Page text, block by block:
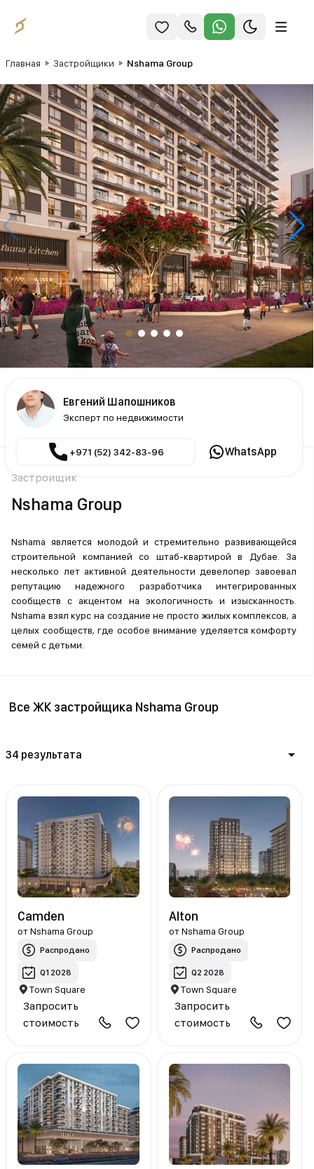
Главная Застройщики Nshama Group
Застройщик
Nshama Group
Nshama является молодой и стремительно развивающейся
строительной компанией со штаб-квартирой в Дубае. За
несколько лет активной деятельности девелопер завоевал
репутацию надежного разработчика интегрированных
сообществ с акцентом на экологичность и изысканность.
Nshama взял курс на создание не просто жилых комплексов, а
целых сообществ, где особое внимание уделяется комфорту
семей с детьми.
Евгений Шапошников
Эксперт по недвижимости
+971 (52) 342-83-96 WhatsApp
Все ЖК застройщика Nshama Group
34 результата
Camden
отNshama Group
Распродано
Q1 2028
Town Square
Запросить
стоимость
Alton
от Nshama Group
Распродано
Q2 2028
Town Square
Запросить
стоимость